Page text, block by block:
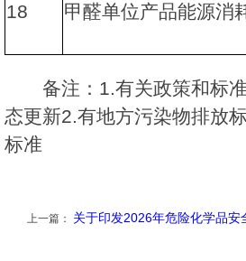
18
甲醛单位产品能源消
备注：1.有关政策和标
态更新2.有地方污染物排放
标准
上一篇： 关于印发2026年危险化学品安